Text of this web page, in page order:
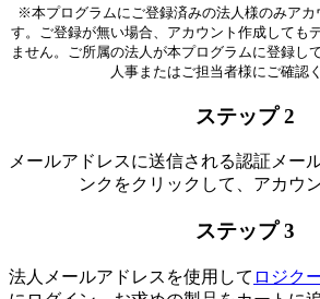
※本プログラムにご登録済みの法人様のみアカ
す。ご登録が無い場合、アカウント作成しても
ません。ご所属の法人が本プログラムに登録し
人事またはご担当者様にご確認
ステップ 2
メールアドレスに送信される認証メー
ンクをクリックして、アカウ
ステップ 3
法人メールアドレスを使用して ロジク